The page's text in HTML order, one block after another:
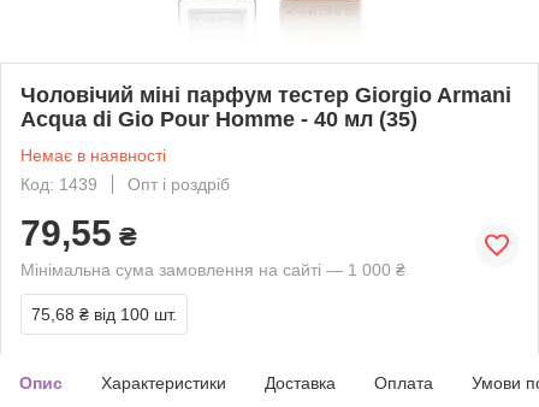
Чоловічий міні парфум тестер Giorgio Armani
Acqua di Gio Pour Homme - 40 мл (35)
Немає в наявності
Код: 1439
Опт і роздріб
79,55 ₴
Мінімальна сума замовлення на сайті — 1 000 ₴
75,68 ₴ від 100 шт.
Опис Характеристики Доставка Оплата Умови